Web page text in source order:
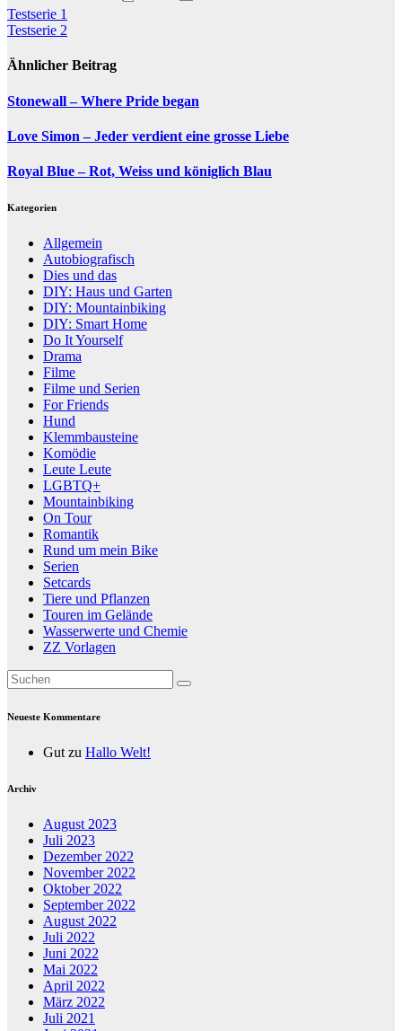
Beitragsnavigation
Testserie 1
Testserie 2
Ähnlicher Beitrag
Stonewall – Where Pride began
Love Simon – Jeder verdient eine grosse Liebe
Royal Blue – Rot, Weiss und königlich Blau
Kategorien
Allgemein
Autobiografisch
Dies und das
DIY: Haus und Garten
DIY: Mountainbiking
DIY: Smart Home
Do It Yourself
Drama
Filme
Filme und Serien
For Friends
Hund
Klemmbausteine
Komödie
Leute Leute
LGBTQ+
Mountainbiking
On Tour
Romantik
Rund um mein Bike
Serien
Setcards
Tiere und Pflanzen
Touren im Gelände
Wasserwerte und Chemie
ZZ Vorlagen
Neueste Kommentare
Gut zu Hallo Welt!
Archiv
August 2023
Juli 2023
Dezember 2022
November 2022
Oktober 2022
September 2022
August 2022
Juli 2022
Juni 2022
Mai 2022
April 2022
März 2022
Juli 2021